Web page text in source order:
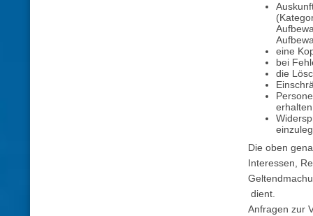
eine
bei
die
Die oben
Interessen,
dient.
Anfragen zur